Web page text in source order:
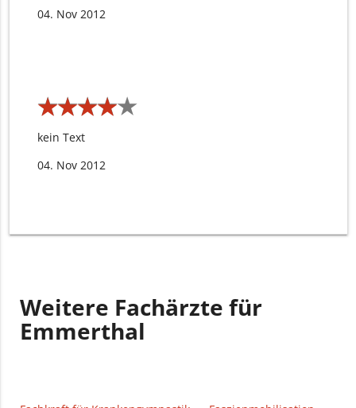
04. Nov 2012
★★★★★
★★★★★
kein Text
04. Nov 2012
Weitere Fachärzte für
Emmerthal